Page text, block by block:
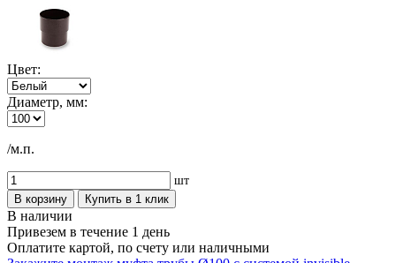
Цвет:
Диаметр, мм:
/м.п.
шт
В корзину
Купить в 1 клик
В наличии
Привезем в течение 1 день
Оплатите картой, по счету или наличными